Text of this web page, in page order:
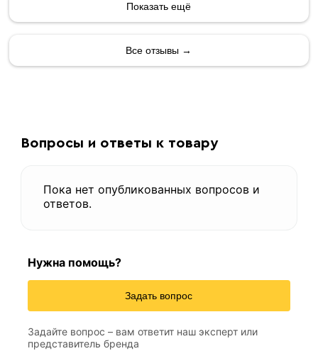
Показать ещё
Все отзывы →
Вопросы и ответы к товару
Пока нет опубликованных вопросов и
ответов.
Нужна помощь?
Задать вопрос
Задайте вопрос – вам ответит наш эксперт или
представитель бренда